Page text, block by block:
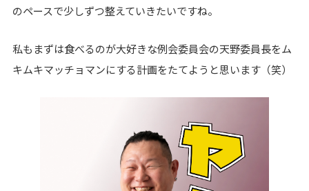
のペースで少しずつ整えていきたいですね。
私もまずは食べるのが大好きな例会委員会の天野委員長をム
キムキマッチョマンにする計画をたてようと思います（笑）